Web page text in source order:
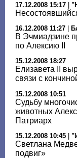
17.12.2008 15:17 |
16.12.2008 11:27
В Эчмиадзине
по Алексию II
15.12.2008 18:27
Елизавета II
связи с
15.12.2008 10:51
Судьбу
животных
Патриарх
15.12.2008 10:45
Светлана
подвиг»